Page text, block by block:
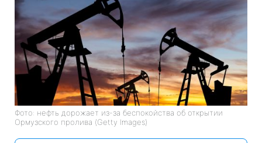
Фото: нефть дорожает из-за беспокойства об открытии
Ормузского пролива (Getty Images)